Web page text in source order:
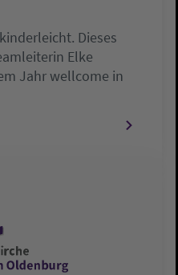
Dieses
Elke
Jahr wellcome in